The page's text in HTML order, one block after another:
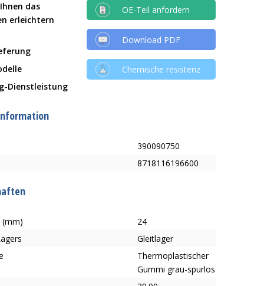
das
erleichtern
Dienstleistung
OE-Teil anfordern
Download PDF
Chemische resistenz
390090750
8718116196600
(mm)
24
Gleitlager
Thermoplastischer
Gummi grau-spurlos